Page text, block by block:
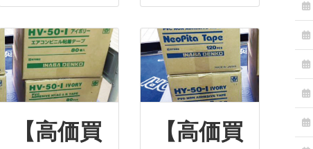
【高価買
【高価買